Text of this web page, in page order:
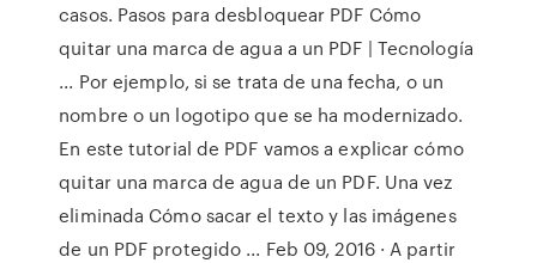
casos. Pasos para desbloquear PDF Cómo
quitar una marca de agua a un PDF | Tecnología
... Por ejemplo, si se trata de una fecha, o un
nombre o un logotipo que se ha modernizado.
En este tutorial de PDF vamos a explicar cómo
quitar una marca de agua de un PDF. Una vez
eliminada Cómo sacar el texto y las imágenes
de un PDF protegido ... Feb 09, 2016 · A partir